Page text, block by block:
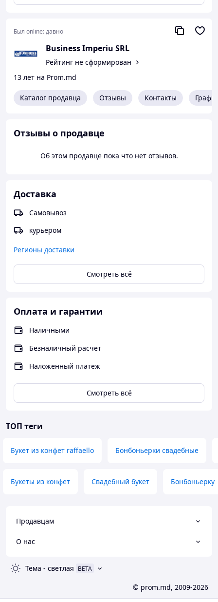
Был online:давно
Business Imperiu SRL
Рейтинг не сформирован
13 лет на Prom.md
Каталог продавца Отзывы Контакты
Отзывы о продавце
Об этом продавце пока что нет отзывов.
Доставка
Самовывоз
курьером
Регионы доставки
Смотреть всё
Оплата и гарантии
Наличными
Безналичный расчет
Наложенный платеж
Смотреть всё
ТОП теги
Букет из конфет raffaello Бонбоньерки свадебные
Букеты из конфет Свадебный букет Бонбоньерку
Продавцам
О нас
Тема - светлая BETA
© prom.md, 2009-2026